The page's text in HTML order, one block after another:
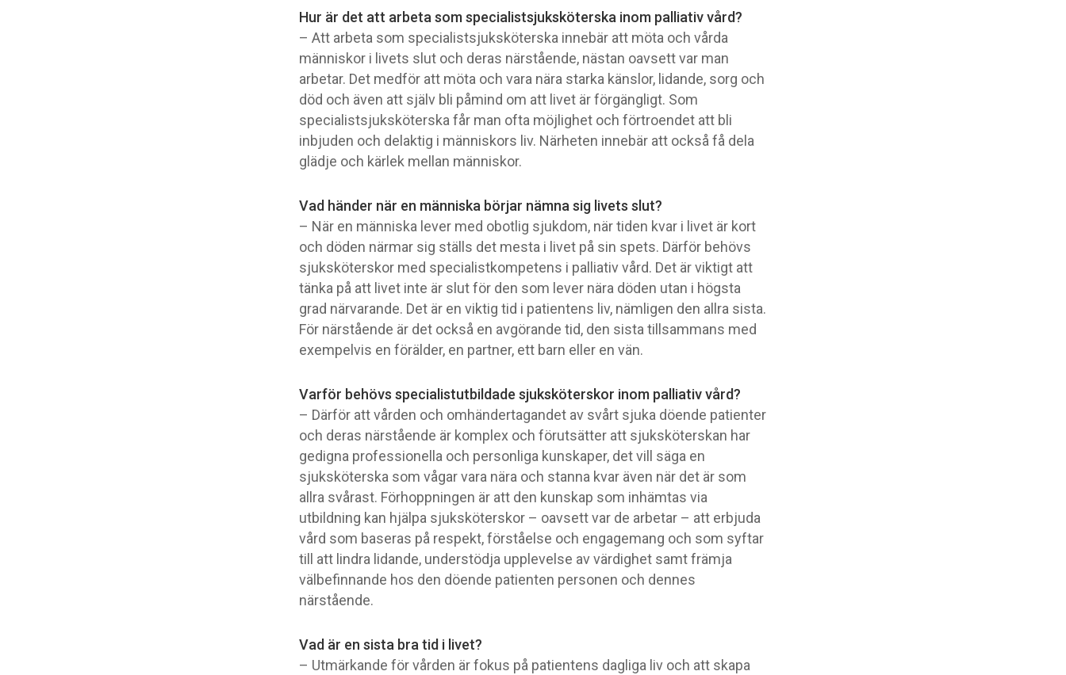
Hur är det att arbeta som specialistsjuksköterska inom palliativ vård?
– Att arbeta som specialistsjuksköterska innebär att möta och vårda
människor i livets slut och deras närstående, nästan oavsett var man
arbetar. Det medför att möta och vara nära starka känslor, lidande, sorg och
död och även att själv bli påmind om att livet är förgängligt. Som
specialistsjuksköterska får man ofta möjlighet och förtroendet att bli
inbjuden och delaktig i människors liv. Närheten innebär att också få dela
glädje och kärlek mellan människor.
Vad händer när en människa börjar nämna sig livets slut?
– När en människa lever med obotlig sjukdom, när tiden kvar i livet är kort
och döden närmar sig ställs det mesta i livet på sin spets. Därför behövs
sjuksköterskor med specialistkompetens i palliativ vård. Det är viktigt att
tänka på att livet inte är slut för den som lever nära döden utan i högsta
grad närvarande. Det är en viktig tid i patientens liv, nämligen den allra sista.
För närstående är det också en avgörande tid, den sista tillsammans med
exempelvis en förälder, en partner, ett barn eller en vän.
Varför behövs specialistutbildade sjuksköterskor inom palliativ vård?
– Därför att vården och omhändertagandet av svårt sjuka döende patienter
och deras närstående är komplex och förutsätter att sjuksköterskan har
gedigna professionella och personliga kunskaper, det vill säga en
sjuksköterska som vågar vara nära och stanna kvar även när det är som
allra svårast. Förhoppningen är att den kunskap som inhämtas via
utbildning kan hjälpa sjuksköterskor – oavsett var de arbetar – att erbjuda
vård som baseras på respekt, förståelse och engagemang och som syftar
till att lindra lidande, understödja upplevelse av värdighet samt främja
välbefinnande hos den döende patienten personen och dennes
närstående.
Vad är en sista bra tid i livet?
– Utmärkande för vården är fokus på patientens dagliga liv och att skapa